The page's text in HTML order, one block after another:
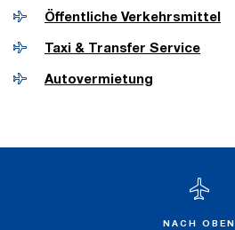
Öffentliche Verkehrsmittel
Taxi & Transfer Service
Autovermietung
NACH OBEN